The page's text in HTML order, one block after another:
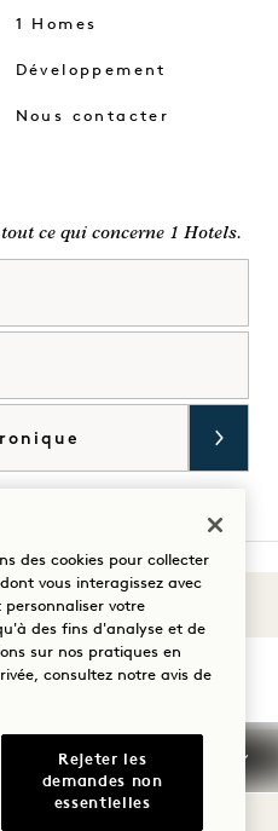
Sons du 1
1 Homes
Développement
Nous contacter
ce qui concerne 1 Hotels.
Visitez
1
Hotels
Visitez
1
Hotels
Visitez
1
Hotels
séjour
d'utilisation
Accessibilité
Cookie Settings
des cookies pour collecter
vous interagissez avec
votre
des fins d'analyse et de
sur nos pratiques en
consultez notre avis de
Rejeter les
demandes non
essentielles